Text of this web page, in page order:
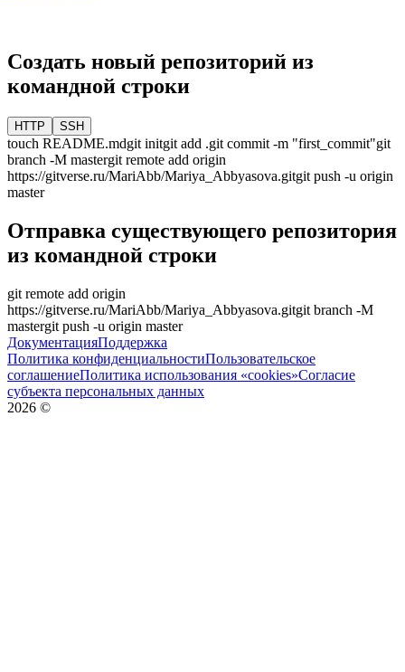
Создать новый репозиторий из
командной строки
HTTP SSH
touch README.mdgit initgit add .git commit -m "first_commit"git
branch -M mastergit remote add origin
https://gitverse.ru/MariAbb/Mariya_Abbyasova.gitgit push -u origin
master
Отправка существующего репозитория
из командной строки
git remote add origin
https://gitverse.ru/MariAbb/Mariya_Abbyasova.gitgit branch -M
mastergit push -u origin master
ДокументацияПоддержка
Политика конфиденциальностиПользовательское
соглашениеПолитика использования «cookies»Согласие
субъекта персональных данных
2026 ©